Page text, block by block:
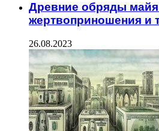
Древние обряды
жертвоприношения и
26.08.2023